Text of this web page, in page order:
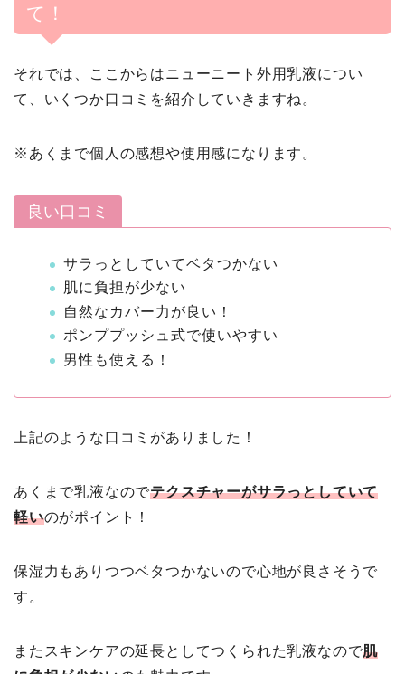
て！
それでは、ここからはニューニート外用乳液につい
て、いくつか口コミを紹介していきますね。
※あくまで個人の感想や使用感になります。
良い口コミ
サラっとしていてベタつかない
肌に負担が少ない
自然なカバー力が良い！
ポンププッシュ式で使いやすい
男性も使える！
上記のような口コミがありました！
あくまで乳液なのでテクスチャーがサラっとしていて
軽いのがポイント！
保湿力もありつつベタつかないので心地が良さそうで
す。
またスキンケアの延長としてつくられた乳液なので肌